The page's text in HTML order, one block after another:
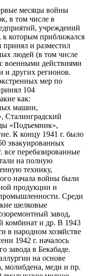
месяцы войны
в том числе в
учреждений
которым приближался
принял и разместил
людей (в том числе
военными действиями
и других регионов.
мер по
104
как:
машин,
Сталинградский
«Подъемник»,
К концу 1941 г. было
эвакуированных
все перебазированные
на полную
технику,
начала войны были
продукции и
Среди
шелковые
завод,
комбинат и др. В 1943
в народном хозяйстве
1942 г. началось
завода в Бекабаде.
на основе
молибдена, меди и пр.